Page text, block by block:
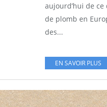
aujourd’hui de ce
de plomb en
des...
EN SAVOIR PLUS